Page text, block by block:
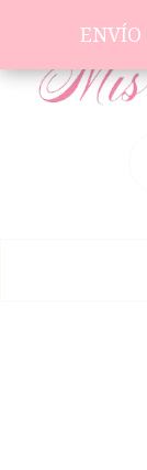
ENVÍO
ENVÍO